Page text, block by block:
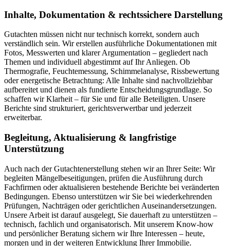
Inhalte, Dokumentation & rechtssichere Darstellung
Gutachten müssen nicht nur technisch korrekt, sondern auch
verständlich sein. Wir erstellen ausführliche Dokumentationen mit
Fotos, Messwerten und klarer Argumentation – gegliedert nach
Themen und individuell abgestimmt auf Ihr Anliegen. Ob
Thermografie, Feuchtemessung, Schimmelanalyse, Rissbewertung
oder energetische Betrachtung: Alle Inhalte sind nachvollziehbar
aufbereitet und dienen als fundierte Entscheidungsgrundlage. So
schaffen wir Klarheit – für Sie und für alle Beteiligten. Unsere
Berichte sind strukturiert, gerichtsverwertbar und jederzeit
erweiterbar.
Begleitung, Aktualisierung & langfristige
Unterstützung
Auch nach der Gutachtenerstellung stehen wir an Ihrer Seite: Wir
begleiten Mängelbeseitigungen, prüfen die Ausführung durch
Fachfirmen oder aktualisieren bestehende Berichte bei veränderten
Bedingungen. Ebenso unterstützen wir Sie bei wiederkehrenden
Prüfungen, Nachträgen oder gerichtlichen Auseinandersetzungen.
Unsere Arbeit ist darauf ausgelegt, Sie dauerhaft zu unterstützen –
technisch, fachlich und organisatorisch. Mit unserem Know-how
und persönlicher Beratung sichern wir Ihre Interessen – heute,
morgen und in der weiteren Entwicklung Ihrer Immobilie.